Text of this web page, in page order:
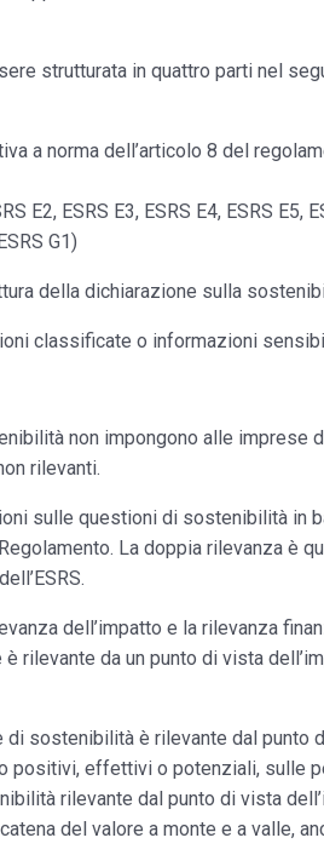
strutturata in quattro parti nel
a norma dell’articolo 8 del
E2, ESRS E3, ESRS E4, ESRS E5,
G1)
della dichiarazione sulla
classificate o informazioni
non impongono alle imprese
rilevanti.
sulle questioni di sostenibilità in
La doppia rilevanza è
dell’impatto e la rilevanza
rilevante da un punto di vista
di sostenibilità è rilevante dal punto
positivi, effettivi o potenziali, sulle
rilevante dal punto di vista
del valore a monte e a valle,